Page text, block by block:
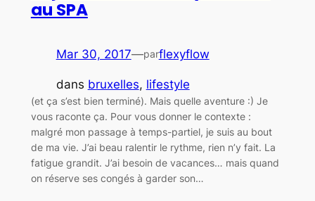
au SPA
Mar 30, 2017—parflexyflow
dans bruxelles, lifestyle
(et ça s’est bien terminé). Mais quelle aventure :) Je
vous raconte ça. Pour vous donner le contexte :
malgré mon passage à temps-partiel, je suis au bout
de ma vie. J’ai beau ralentir le rythme, rien n’y fait. La
fatigue grandit. J’ai besoin de vacances… mais quand
on réserve ses congés à garder son…